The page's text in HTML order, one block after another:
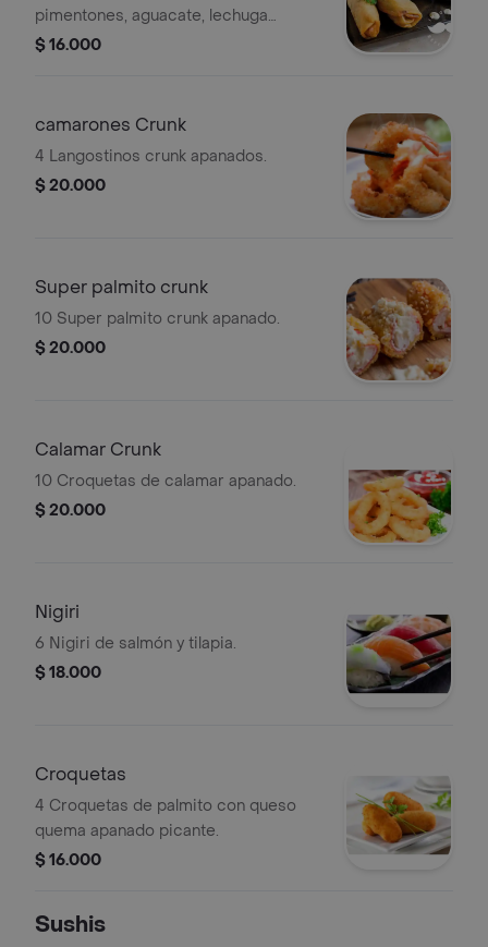
pimentones, aguacate, lechuga
morada, mango.
$ 16.000
camarones Crunk
4 Langostinos crunk apanados.
$ 20.000
Super palmito crunk
10 Super palmito crunk apanado.
$ 20.000
Calamar Crunk
10 Croquetas de calamar apanado.
$ 20.000
Nigiri
6 Nigiri de salmón y tilapia.
$ 18.000
Croquetas
4 Croquetas de palmito con queso
quema apanado picante.
$ 16.000
Sushis